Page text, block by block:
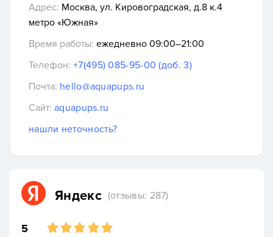
Адрес: Москва, ул. Кировоградская, д.8 к.4
метро «Южная»
Время работы: ежедневно 09:00–21:00
Телефон: +7(495) 085-95-00 (доб. 3)
Почта: hello@aquapups.ru
Сайт: aquapups.ru
нашли неточность?
Яндекс (отзывы: 287)
5